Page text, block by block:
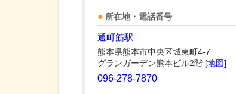
所在地・電話番号
通町筋駅
熊本県熊本市中央区城東町4-7
グランガーデン熊本ビル2階 [地図]
096-278-7870